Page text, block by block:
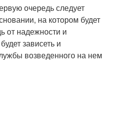
очередь следует
на котором будет
от надежности и
зависеть и
возведенного на нем